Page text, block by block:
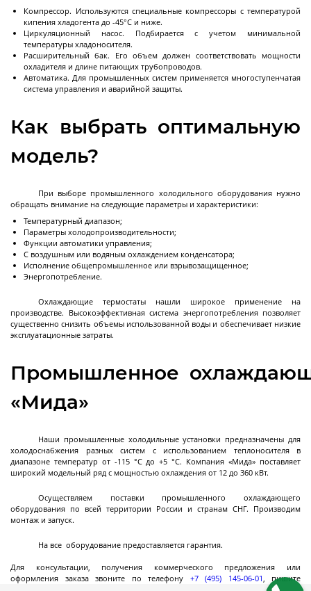
Испытательные камеры тепло-холод
насосы
Перистальтические насосы с регулировкой
потока
Перистальтические насосы с регулировкой
объема
Перистальтические насосы промышленные
Взрывозащищенные перистальтические
насосы
Система перистальтических насосов для
наполнения
Головки перистальтических насосов
Далее
Системы очистки
Волокнистые туманоуловители
Грануляторы
Ленточные грануляторы-кристаллизаторы
Компрессор. Используются специальные компрессоры с температурой
кипения хладогента до -45°C и ниже.
Циркуляционный насос. Подбирается с учетом минимальной
температуры хладоносителя.
Расширительный бак. Его объем должен соответствовать мощности
охладителя и длине питающих трубопроводов.
Автоматика. Для промышленных систем применяется многоступенчатая
система управления и аварийной защиты.
Как выбрать оптимальную
модель?
При выборе промышленного холодильного оборудования нужно
обращать внимание на следующие параметры и характеристики:
Температурный диапазон;
Параметры холодопроизводительности;
Функции автоматики управления;
С воздушным или водяным охлаждением конденсатора;
Исполнение общепромышленное или взрывозащищенное;
Энергопотребление.
Охлаждающие термостаты нашли широкое применение на
производстве. Высокоэффективная система энергопотребления позволяет
существенно снизить объемы использованной воды и обеспечивает низкие
эксплуатационные затраты.
Промышленное
«Мида»
Наши промышленные холодильные установки предназначены для
холодоснабжения разных систем с использованием теплоносителя в
диапазоне температур от -115 °С до +5 °С. Компания «Мида» поставляет
широкий модельный ряд с мощностью охлаждения от 12 до 360 кВт.
Осуществляем поставки промышленного охлаждающего
оборудования по всей территории России и странам СНГ. Производим
монтаж и запуск.
На все оборудование предоставляется гарантия.
Для консультации, получения коммерческого предложения или
оформления заказа звоните по телефону +7 (495) 145-06-01, пишите